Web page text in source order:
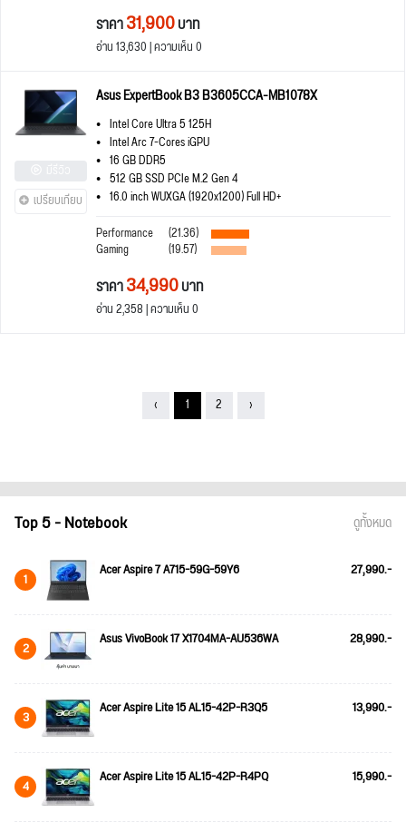
ราคา31,900บาท
อ่าน 13,630 | ความเห็น 0
เปรียบเทียบ
Asus ExpertBook B3 B3605CCA-MB1078X
Intel Core Ultra 5 125H
Intel Arc 7-Cores iGPU
16 GB DDR5
512 GB SSD PCIe M.2 Gen 4
16.0 inch WUXGA (1920x1200) Full HD+
Performance
(21.36)
Gaming (19.57)
ราคา34,990บาท
อ่าน 2,358 | ความเห็น 0
‹ 1 2 ›
Top 5 - Notebook ดูทั้งหมด
1 Acer Aspire 7 A715-59G-59Y6 27,990.-
2 Asus VivoBook 17 X1704MA-AU536WA 28,990.-
3 Acer Aspire Lite 15 AL15-42P-R3Q5 13,990.-
4 Acer Aspire Lite 15 AL15-42P-R4PQ 15,990.-